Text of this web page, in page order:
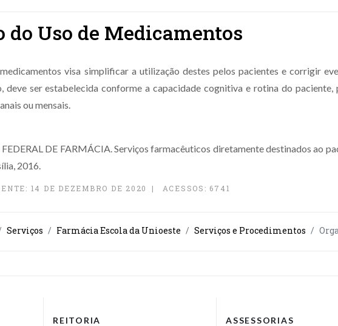
do Uso de Medicamentos
visa simplificar a utilização destes pelos pacientes e corrigir
deve ser estabelecida conforme a capacidade cognitiva e rotina do
ou mensais.
DE FARMÁCIA. Serviços farmacêuticos diretamente destinados ao
2016.
14 DE DEZEMBRO DE 2020 ACESSOS: 6741
Serviços Farmácia Escola da Unioeste Serviços e Procedimentos
REITORIA ASSESSORIAS